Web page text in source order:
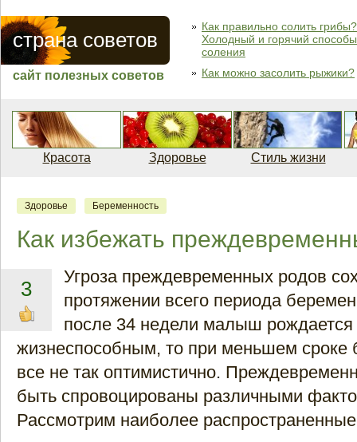
страна советов
сайт полезных советов
Как правильно солить грибы?
Холодный и горячий способы
соления
Как можно засолить рыжики?
Красота Здоровье Стиль жизни
Здоровье Беременность
Как избежать
3
Угроза преждевременных родов
протяжении всего периода
после 34 недели малыш рождается
жизнеспособным, то при меньшем сроке
все не так оптимистично.
быть спровоцированы различными
Рассмотрим наиболее